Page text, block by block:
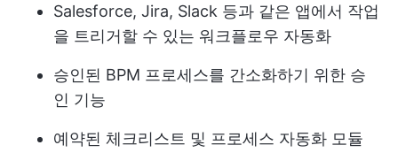
Salesforce, Jira, Slack 등과 같은 앱에서 작업
을 트리거할 수 있는 워크플로우 자동화
승인된 BPM 프로세스를 간소화하기 위한 승
인 기능
예약된 체크리스트 및 프로세스 자동화 모듈